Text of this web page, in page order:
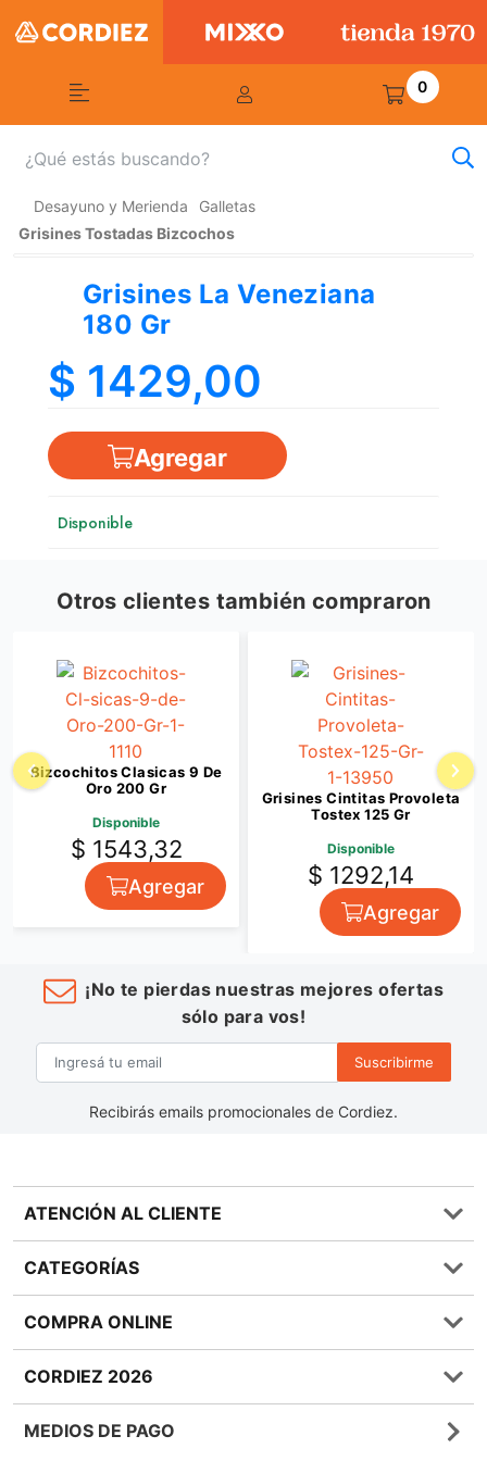
0
Desayuno y Merienda
Galletas
Grisines Tostadas Bizcochos
Grisines La Veneziana
180 Gr
$ 1429,00
Agregar
Disponible
Otros clientes también compraron
Bizcochitos Clasicas 9 De
Oro 200 Gr
Disponible
$ 1543,32
Agregar
Grisines Cintitas Provoleta
Tostex 125 Gr
Disponible
$ 1292,14
Agregar
¡No te pierdas nuestras mejores ofertas
sólo para vos!
Suscribirme
Recibirás emails promocionales de Cordiez.
ATENCIÓN AL CLIENTE
Preguntas frecuentes
0810 555 1970
Términos y condiciones
Política de Devoluciones
Bases y Condiciones de Sorteos
CATEGORÍAS
Bebidas
Lácteos
COMPRA ONLINE
Métodos de entrega
Giftcards
CORDIEZ 2026
Quienes Somos
MEDIOS DE PAGO